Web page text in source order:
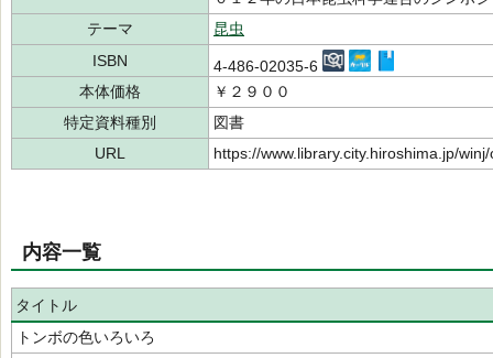
テーマ
昆虫
ISBN
4-486-02035-6
本体価格
￥２９００
特定資料種別
図書
URL
https://www.library.city.hiroshima.jp/
内容一覧
タイトル
トンボの色いろいろ